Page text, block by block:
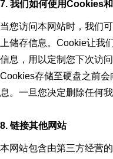
7. 我们如何使用Cookies
当您访问本网站时，我们
上储存信息。Cookie让我
信息，用以定制您下次访
Cookies存储至硬盘之前
息。一旦您决定删除任何
8. 链接其他网站
本网站包含由第三方经营